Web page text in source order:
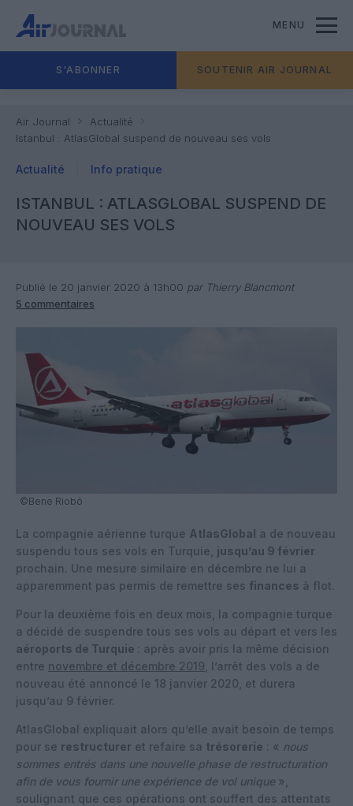
MENU
S'ABONNER SOUTENIR AIR JOURNAL
Air Journal
Actualité
Istanbul : AtlasGlobal suspend de nouveau ses vols
Actualité Info pratique
ISTANBUL : ATLASGLOBAL SUSPEND DE
NOUVEAU SES VOLS
Publié le 20 janvier 2020 à 13h00 par Thierry Blancmont
5 commentaires
©Bene Riobó
La compagnie aérienne turque AtlasGlobal a de nouveau
suspendu tous ses vols en Turquie, jusqu’au 9 février
prochain. Une mesure similaire en décembre ne lui a
apparemment pas permis de remettre ses finances à flot.
Pour la deuxième fois en deux mois, la compagnie turque
a décidé de suspendre tous ses vols au départ et vers les
aéroports de Turquie : après avoir pris la même décision
entre novembre et décembre 2019 , l’arrêt des vols a de
nouveau été annoncé le 18 janvier 2020, et durera
jusqu’au 9 février.
AtlasGlobal expliquait alors qu’elle avait besoin de temps
pour se restructurer et refaire sa trésorerie : « nous
sommes entrés dans une nouvelle phase de restructuration
afin de vous fournir une expérience de vol unique »,
soulignant que ces opérations ont souffert des attentats